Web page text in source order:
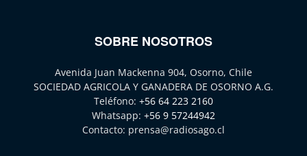
SOBRE NOSOTROS
Avenida Juan Mackenna 904, Osorno, Chile
SOCIEDAD AGRICOLA Y GANADERA DE OSORNO A.G.
Teléfono: +56 64 223 2160
Whatsapp: +56 9 57244942
Contacto: prensa@radiosago.cl